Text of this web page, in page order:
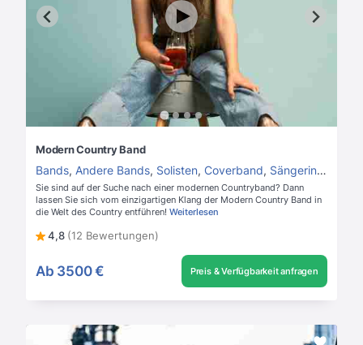
Modern Country Band
Bands, Andere Bands, Solisten, Coverband, Sängerin,
Sie sind auf der Suche nach einer modernen Countryband? Dann
lassen Sie sich vom einzigartigen Klang der Modern Country Band in
die Welt des Country entführen! Weiterlesen
4,8 (12 Bewertungen)
Ab 3500 € Preis & Verfügbarkeit anfragen